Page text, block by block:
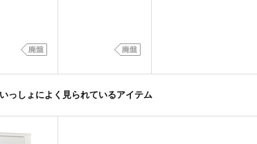
いっしょによく見られているアイテム